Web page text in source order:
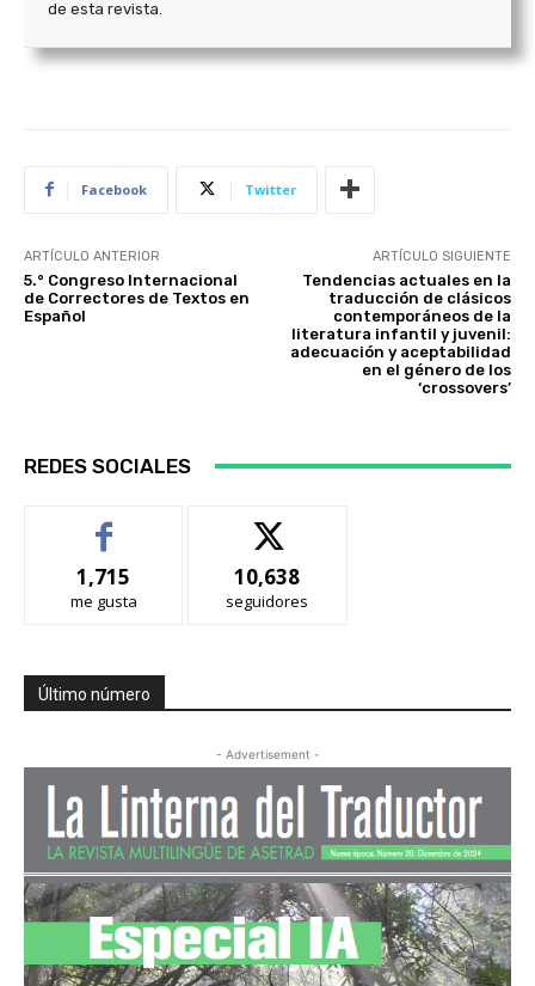
de esta revista.
Facebook Twitter
ARTÍCULO ANTERIOR
5.° Congreso Internacional
de Correctores de Textos en
Español
ARTÍCULO SIGUIENTE
Tendencias actuales en la
traducción de clásicos
contemporáneos de la
literatura infantil y juvenil:
adecuación y aceptabilidad
en el género de los
‘crossovers’
REDES SOCIALES
1,715
me gusta
10,638
seguidores
Último número
- Advertisement -